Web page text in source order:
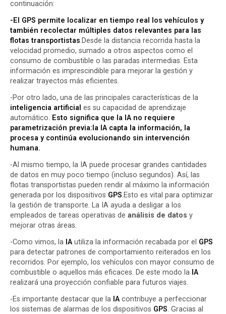
continuación:
-El GPS permite localizar en tiempo real los vehículos y
también recolectar múltiples datos relevantes para las
flotas transportistas.Desde la distancia recorrida hasta la
velocidad promedio, sumado a otros aspectos como el
consumo de combustible o las paradas intermedias. Esta
información es imprescindible para mejorar la gestión y
realizar trayectos más eficientes.
-Por otro lado, una de las principales características de la
inteligencia artificial es su capacidad de aprendizaje
automático. Esto significa que la IA no requiere
parametrización previa:la IA capta la información, la
procesa y continúa evolucionando sin intervención
humana.
-Al mismo tiempo, la IA puede procesar grandes cantidades
de datos en muy poco tiempo (incluso segundos). Así, las
flotas transportistas pueden rendir al máximo la información
generada por los dispositivos GPS.Esto es vital para optimizar
la gestión de transporte. La IA ayuda a desligar a los
empleados de tareas operativas de análisis de datos y
mejorar otras áreas.
-Como vimos, la IA utiliza la información recabada por el GPS
para detectar patrones de comportamiento reiterados en los
recorridos. Por ejemplo, los vehículos con mayor consumo de
combustible o aquellos más eficaces. De este modo la IA
realizará una proyección confiable para futuros viajes.
-Es importante destacar que la IA contribuye a perfeccionar
los sistemas de alarmas de los dispositivos GPS. Gracias al